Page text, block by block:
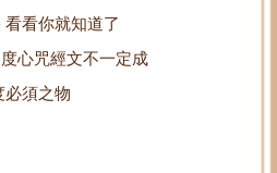
看你就知道了
心咒經文不一定成
必須之物